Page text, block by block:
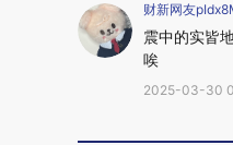
财新网友
震中的实皆
唉
2025-03-30